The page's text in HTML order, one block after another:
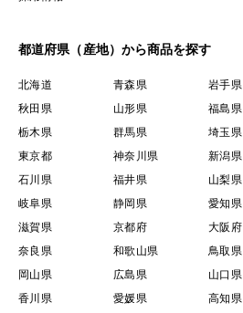
都道府県（産地）から商品を探す
北海道 青森県 岩手県
秋田県
山形県 福島県
栃木県
群馬県 埼玉県
東京都
神奈川県 新潟県
石川県
福井県 山梨県
岐阜県
静岡県 愛知県
滋賀県
京都府 大阪府
奈良県
和歌山県 鳥取県
岡山県
広島県 山口県
香川県
愛媛県 高知県